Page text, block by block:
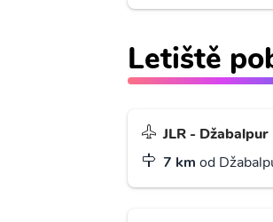
Letiště
JLR - Džabalpur
7 km od